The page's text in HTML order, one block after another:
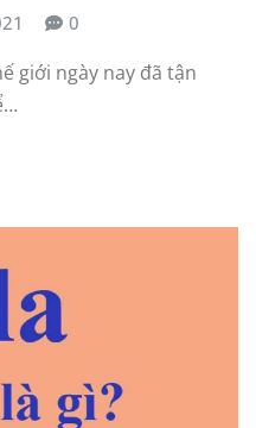
0
giới ngày nay đã tận